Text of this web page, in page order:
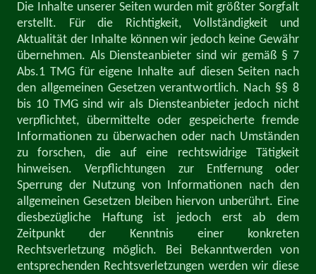
Die Inhalte unserer Seiten wurden mit größter Sorgfalt
erstellt. Für die Richtigkeit, Vollständigkeit und
Aktualität der Inhalte können wir jedoch keine Gewähr
übernehmen. Als Diensteanbieter sind wir gemäß § 7
Abs.1 TMG für eigene Inhalte auf diesen Seiten nach
den allgemeinen Gesetzen verantwortlich. Nach §§ 8
bis 10 TMG sind wir als Diensteanbieter jedoch nicht
verpflichtet, übermittelte oder gespeicherte fremde
Informationen zu überwachen oder nach Umständen
zu forschen, die auf eine rechtswidrige Tätigkeit
hinweisen. Verpflichtungen zur Entfernung oder
Sperrung der Nutzung von Informationen nach den
allgemeinen Gesetzen bleiben hiervon unberührt. Eine
diesbezügliche Haftung ist jedoch erst ab dem
Zeitpunkt der Kenntnis einer konkreten
Rechtsverletzung möglich. Bei Bekanntwerden von
entsprechenden Rechtsverletzungen werden wir diese